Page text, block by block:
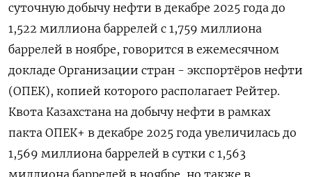
суточную добычу нефти в декабре 2025 года до
1,522 миллиона баррелей ⁠с 1,759 миллиона
баррелей в ноябре, говорится в ежемесячном
докладе Организации стран - экспортёров нефти
(ОПЕК), копией которого ⁠располагает Рейтер.
Квота Казахстана ​на добычу нефти в ⁠рамках
пакта ОПЕК+ в декабре 2025 года увеличилась до
1,⁠569 миллиона баррелей в сутки с 1,563